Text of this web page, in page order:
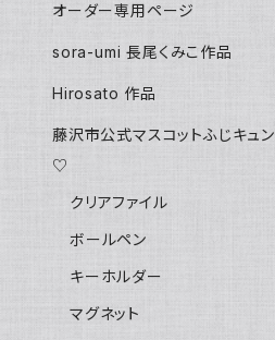
オーダー専用ページ
sora-umi 長尾くみこ作品
Hirosato 作品
藤沢市公式マスコットふじキュン
♡
クリアファイル
ボールペン
キーホルダー
マグネット